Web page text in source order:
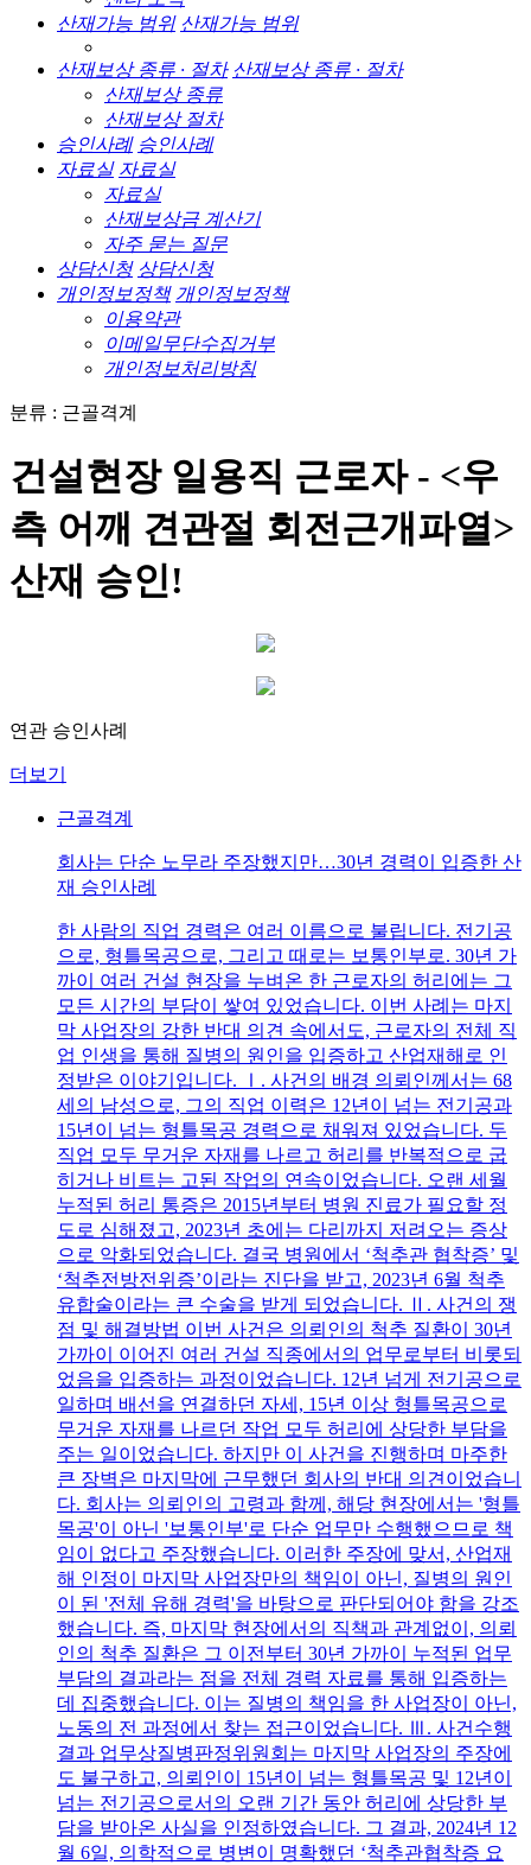
산재가능 범위 산재가능 범위
산재보상 종류 · 절차 산재보상 종류 · 절차
산재보상 종류
산재보상 절차
승인사례 승인사례
자료실 자료실
자료실
산재보상금 계산기
자주 묻는 질문
상담신청 상담신청
개인정보정책 개인정보정책
이용약관
이메일무단수집거부
개인정보처리방침
분류 : 근골격계
건설현장 일용직 근로자 - <우
측 어깨 견관절 회전근개파열>
산재 승인!
연관 승인사례
더보기
근골격계
회사는 단순 노무라 주장했지만…30년 경력이 입증한 산
재 승인사례
한 사람의 직업 경력은 여러 이름으로 불립니다. 전기공
으로, 형틀목공으로, 그리고 때로는 보통인부로. 30년 가
까이 여러 건설 현장을 누벼온 한 근로자의 허리에는 그
모든 시간의 부담이 쌓여 있었습니다. 이번 사례는 마지
막 사업장의 강한 반대 의견 속에서도, 근로자의 전체 직
업 인생을 통해 질병의 원인을 입증하고 산업재해로 인
정받은 이야기입니다. Ⅰ. 사건의 배경 의뢰인께서는 68
세의 남성으로, 그의 직업 이력은 12년이 넘는 전기공과
15년이 넘는 형틀목공 경력으로 채워져 있었습니다. 두
직업 모두 무거운 자재를 나르고 허리를 반복적으로 굽
히거나 비트는 고된 작업의 연속이었습니다. 오랜 세월
누적된 허리 통증은 2015년부터 병원 진료가 필요할 정
도로 심해졌고, 2023년 초에는 다리까지 저려오는 증상
으로 악화되었습니다. 결국 병원에서 ‘척추관 협착증’ 및
‘척추전방전위증’이라는 진단을 받고, 2023년 6월 척추
유합술이라는 큰 수술을 받게 되었습니다. Ⅱ. 사건의 쟁
점 및 해결방법 이번 사건은 의뢰인의 척추 질환이 30년
가까이 이어진 여러 건설 직종에서의 업무로부터 비롯되
었음을 입증하는 과정이었습니다. 12년 넘게 전기공으로
일하며 배선을 연결하던 자세, 15년 이상 형틀목공으로
무거운 자재를 나르던 작업 모두 허리에 상당한 부담을
주는 일이었습니다. 하지만 이 사건을 진행하며 마주한
큰 장벽은 마지막에 근무했던 회사의 반대 의견이었습니
다. 회사는 의뢰인의 고령과 함께, 해당 현장에서는 '형틀
목공'이 아닌 '보통인부'로 단순 업무만 수행했으므로 책
임이 없다고 주장했습니다. 이러한 주장에 맞서, 산업재
해 인정이 마지막 사업장만의 책임이 아닌, 질병의 원인
이 된 '전체 유해 경력'을 바탕으로 판단되어야 함을 강조
했습니다. 즉, 마지막 현장에서의 직책과 관계없이, 의뢰
인의 척추 질환은 그 이전부터 30년 가까이 누적된 업무
부담의 결과라는 점을 전체 경력 자료를 통해 입증하는
데 집중했습니다. 이는 질병의 책임을 한 사업장이 아닌,
노동의 전 과정에서 찾는 접근이었습니다. Ⅲ. 사건수행
결과 업무상질병판정위원회는 마지막 사업장의 주장에
도 불구하고, 의뢰인이 15년이 넘는 형틀목공 및 12년이
넘는 전기공으로서의 오랜 기간 동안 허리에 상당한 부
담을 받아온 사실을 인정하였습니다. 그 결과, 2024년 12
월 6일, 의학적으로 병변이 명확했던 ‘척추관협착증 요